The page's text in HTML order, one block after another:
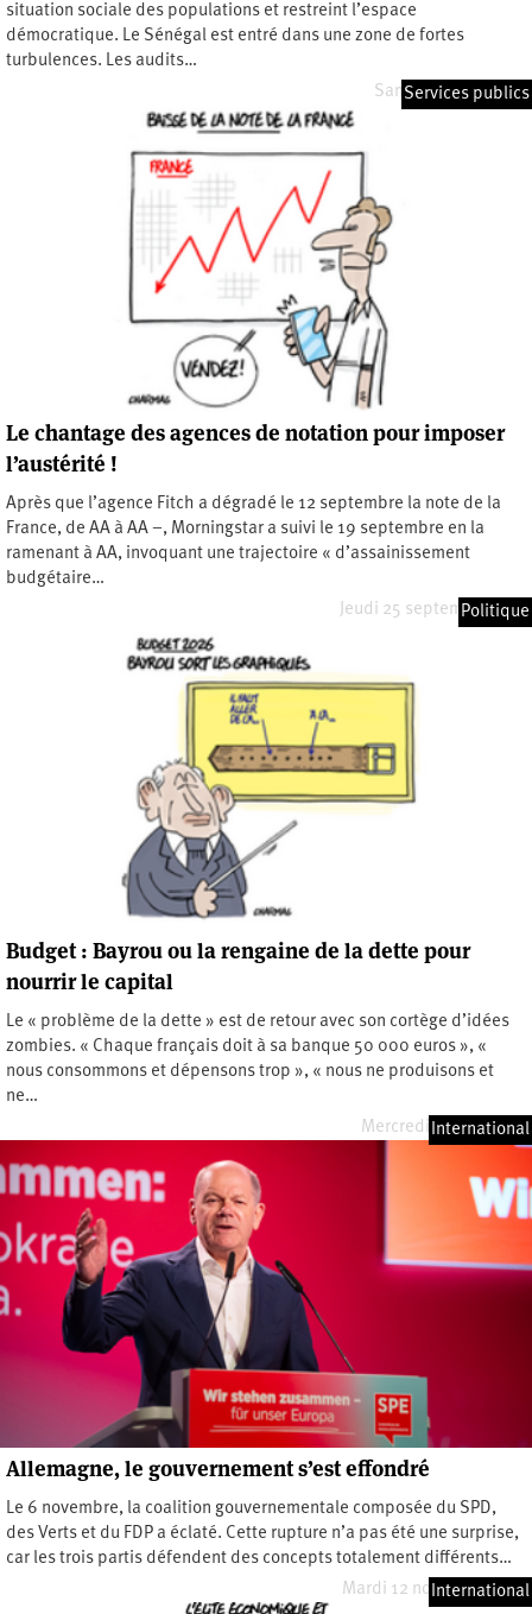
situation sociale des populations et restreint l’espace
démocratique. Le Sénégal est entré dans une zone de fortes
turbulences. Les audits…
Samedi 7 mars 2026
Services publics
Le chantage des agences de notation pour imposer
l’austérité !
Après que l’agence Fitch a dégradé le 12 septembre la note de la
France, de AA à AA –, Morningstar a suivi le 19 septembre en la
ramenant à AA, invoquant une trajectoire « d’assainissement
budgétaire…
Jeudi 25 septembre 2025
Politique
Budget : Bayrou ou la rengaine de la dette pour
nourrir le capital
Le « problème de la dette » est de retour avec son cortège d’idées
zombies. « Chaque français doit à sa banque 50 000 euros », «
nous consommons et dépensons trop », « nous ne produisons et
ne…
Mercredi 23 avril 2025
International
Allemagne, le gouvernement s’est effondré
Le 6 novembre, la coalition gouvernementale composée du SPD,
des Verts et du FDP a éclaté. Cette rupture n’a pas été une surprise,
car les trois partis défendent des concepts totalement différents…
Mardi 12 novembre 2024
International